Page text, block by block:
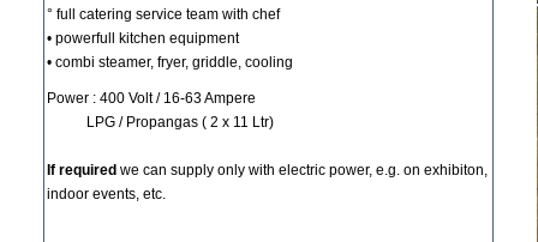
° full catering service team with chef
• powerfull kitchen equipment
• combi steamer, fryer, griddle, cooling
Power : 400 Volt / 16-63 Ampere
LPG / Propangas ( 2 x 11 Ltr)
If required we can supply only with electric power, e.g. on exhibiton,
indoor events, etc.